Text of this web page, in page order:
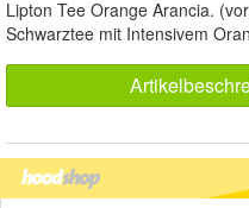
Lipton Tee Orange Arancia.
Schwarztee mit Intensivem